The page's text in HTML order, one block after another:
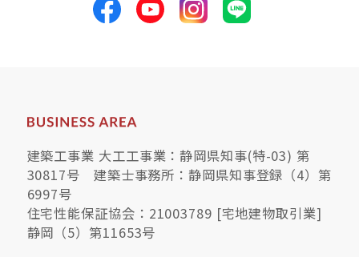
建築工事業 大工工事業：静岡県知事(特-03) 第
30817号 建築士事務所：静岡県知事登録（4）第
6997号
住宅性能保証協会：21003789 [宅地建物取引業]
静岡（5）第11653号